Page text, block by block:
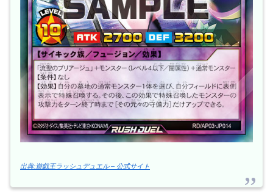
出典:遊戯王ラッシュデュエル – 公式サイト